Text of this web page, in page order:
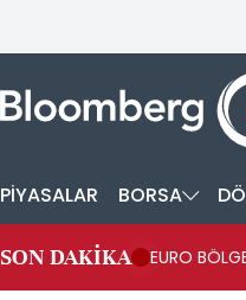
PİYASALAR BORSA
SON DAKİKA
EURO